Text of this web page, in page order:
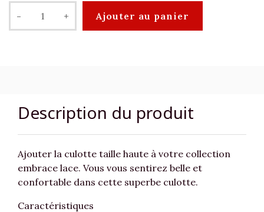
- + Ajouter au panier
Description du produit
Ajouter la culotte taille haute à votre collection
embrace lace. Vous vous sentirez belle et
confortable dans cette superbe culotte.
Caractéristiques